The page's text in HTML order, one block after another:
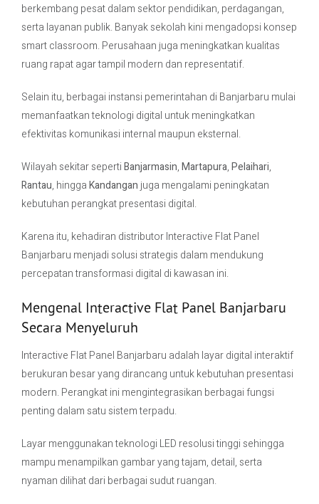
berkembang pesat dalam sektor pendidikan, perdagangan,
serta layanan publik. Banyak sekolah kini mengadopsi konsep
smart classroom. Perusahaan juga meningkatkan kualitas
ruang rapat agar tampil modern dan representatif.
Selain itu, berbagai instansi pemerintahan di Banjarbaru mulai
memanfaatkan teknologi digital untuk meningkatkan
efektivitas komunikasi internal maupun eksternal.
Wilayah sekitar sepertiBanjarmasin,Martapura,Pelaihari,
Rantau, hinggaKandangan juga mengalami peningkatan
kebutuhan perangkat presentasi digital.
Karena itu, kehadiran distributor Interactive Flat Panel
Banjarbaru menjadi solusi strategis dalam mendukung
percepatan transformasi digital di kawasan ini.
Mengenal Interactive Flat Panel Banjarbaru
Secara Menyeluruh
Interactive Flat Panel Banjarbaru adalah layar digital interaktif
berukuran besar yang dirancang untuk kebutuhan presentasi
modern. Perangkat ini mengintegrasikan berbagai fungsi
penting dalam satu sistem terpadu.
Layar menggunakan teknologi LED resolusi tinggi sehingga
mampu menampilkan gambar yang tajam, detail, serta
nyaman dilihat dari berbagai sudut ruangan.